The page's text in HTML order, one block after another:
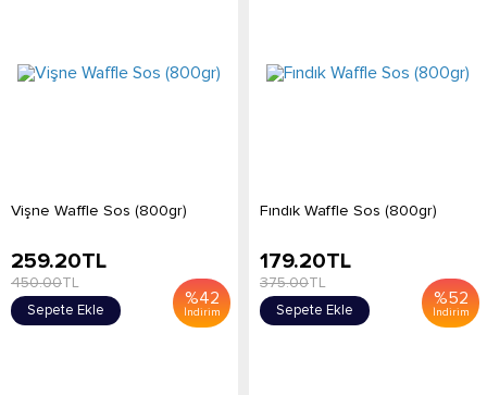
Vişne Waffle Sos (800gr)
%42
İndirim
259.20TL
450.00TL
Sepete Ekle
Fındık Waffle Sos (800gr)
%52
İndirim
179.20TL
375.00TL
Sepete Ekle